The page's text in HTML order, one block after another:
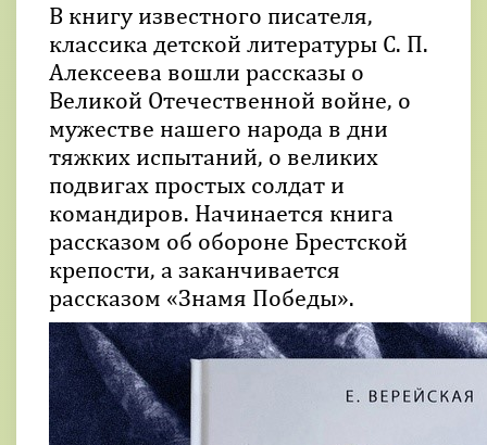
В книгу известного писателя,
классика детской литературы С. П.
Алексеева вошли рассказы о
Великой Отечественной войне, о
мужестве нашего народа в дни
тяжких испытаний, о великих
подвигах простых солдат и
командиров. Начинается книга
рассказом об обороне Брестской
крепости, а заканчивается
рассказом «Знамя Победы».